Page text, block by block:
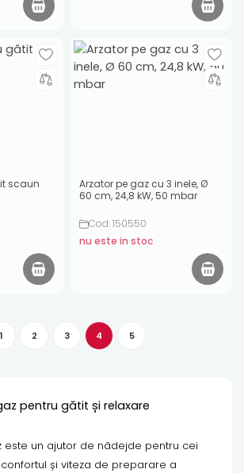
scaun
Arzator pe gaz cu 3 inele, Ø
60 cm, 24,8 kW, 50 mbar
Cod: 150550
nu este in stoc
1 2 3 4 5
pentru gătit și relaxare
este un ajutor de nădejde pentru cei
și viteza de preparare a